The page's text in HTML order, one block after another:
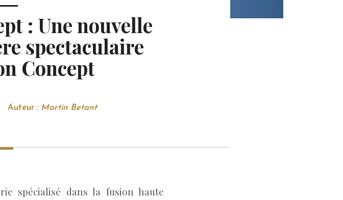
: Une nouvelle
spectaculaire
Concept
Auteur : Martin Betant
spécialisé dans la fusion haute